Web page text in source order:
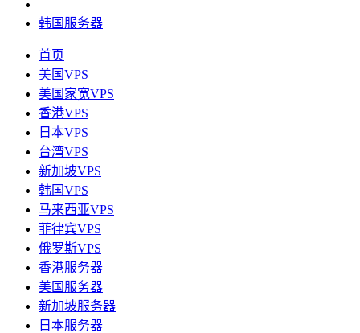
韩国服务器
首页
美国VPS
美国家宽VPS
香港VPS
日本VPS
台湾VPS
新加坡VPS
韩国VPS
马来西亚VPS
菲律宾VPS
俄罗斯VPS
香港服务器
美国服务器
新加坡服务器
日本服务器